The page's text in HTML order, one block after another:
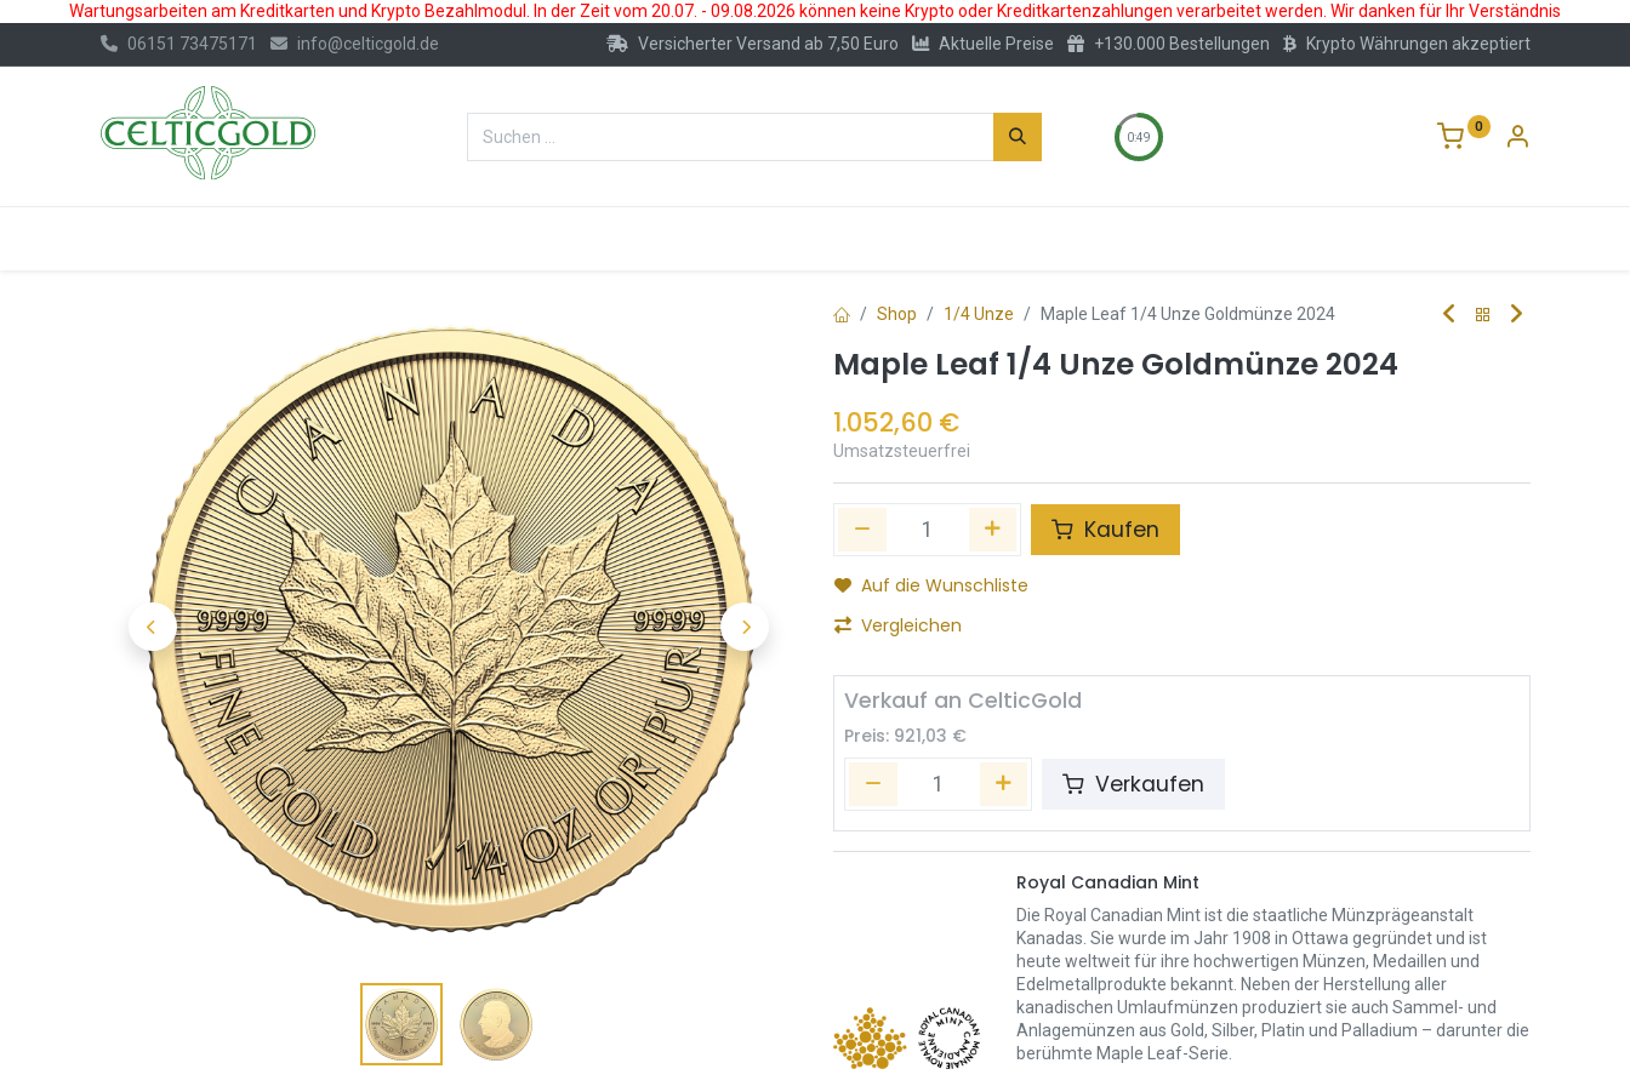
Wartungsarbeiten am Kreditkarten und Krypto Bezahlmodul. In der Zeit vom 20.07. - 09.08.2026 können keine Krypto oder Kreditkartenzahlungen verarbeitet werden. Wir danken für Ihr Verständnis
06151 73475171
info@celticgold.de Versicherter Versand ab 7,50 Euro Aktuelle Preise +130.000 Bestellungen Krypto Währungen akzeptiert
0:48
0
Shop 1/4 Unze Maple Leaf 1/4 Unze Goldmünze 2024
Maple Leaf 1/4 Unze Goldmünze 2024
1.052,60 €
Umsatzsteuerfrei
Kaufen
Auf die Wunschliste
Vergleichen
Verkauf an CelticGold
Preis: 921,03 €
Verkaufen
Royal Canadian Mint
Die Royal Canadian Mint ist die staatliche Münzprägeanstalt
Kanadas. Sie wurde im Jahr 1908 in Ottawa gegründet und ist
heute weltweit für ihre hochwertigen Münzen, Medaillen und
Edelmetallprodukte bekannt. Neben der Herstellung aller
kanadischen Umlaufmünzen produziert sie auch Sammel- und
Anlagemünzen aus Gold, Silber, Platin und Palladium – darunter die
berühmte Maple Leaf-Serie.